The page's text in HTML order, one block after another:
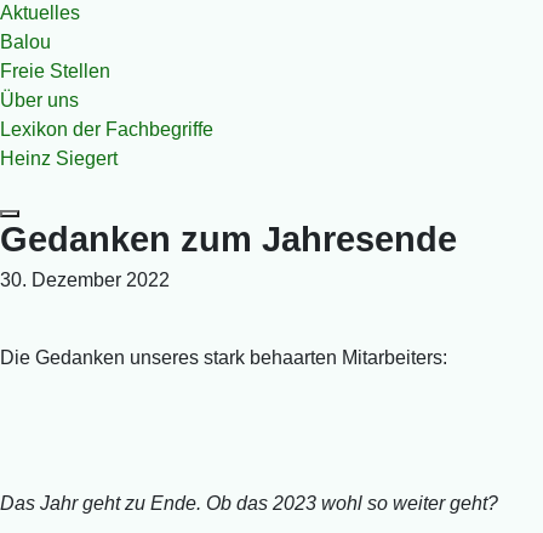
Aktuelles
Balou
Freie Stellen
Über uns
Lexikon der Fachbegriffe
Heinz Siegert
Gedanken zum Jahresende
30. Dezember 2022
Die Gedanken unseres stark behaarten Mitarbeiters:
Das Jahr geht zu Ende. Ob das 2023 wohl so weiter geht?